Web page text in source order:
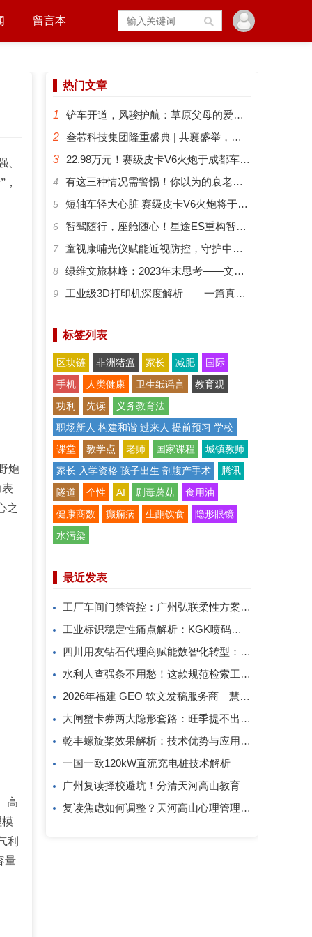
留言本
、
炮
之
高
利
量
热门文章
1
铲车开道，风骏护航：草原父母的爱有多硬核？
2 叁芯科技集团隆重盛典 | 共襄盛举，筑梦未来
3
22.98万元！赛级皮卡V6火炮于成都车展正式预售
4 ​有这三种情况需警惕！你以为的衰老可能是“大脑预警”
5 短轴车轻大心脏 赛级皮卡V6火炮将于成都车展开启预售
6 智驾随行，座舱随心！星途ES重构智能化出行新体验
7 ​童视康哺光仪赋能近视防控，守护中国孩子的清晰视界
8 绿维文旅林峰：2023年末思考——文旅新势力与文旅新时代
9 工业级3D打印机深度解析——一篇真正能帮你选对机器的指南
标签列表
区块链 非洲猪瘟 家长 减肥
国际
手机
人类健康 卫生纸谣言
教育观
功利
先读
义务教育法
职场新人 构建和谐 过来人 提前预习 学校
课堂
教学点 老师 国家课程
城镇教师
家长 入学资格 孩子出生 剖腹产手术
腾讯
隧道
个性 AI 剧毒蘑菇
食用油
健康商数
癫痫病 生酮饮食
隐形眼镜
水污染
最近发表
工厂车间门禁管控：广州弘联柔性方案解析
工业标识稳定性痛点解析：KGK喷码技术的应对逻辑
四川用友钻石代理商赋能数智化转型：成都创跃科技的行业观察
水利人查强条不用愁！这款规范检索工具一键搞定
2026年福建 GEO 软文发稿服务商｜慧品宣：以 AI 技术赋能品牌全域传播
大闸蟹卡券两大隐形套路：旺季提不出、过期直接亏！
乾丰螺旋桨效果解析：技术优势与应用价值
一国一欧120kW直流充电桩技术解析
广州复读择校避坑！分清天河高山教育
复读焦虑如何调整？天河高山心理管理方案